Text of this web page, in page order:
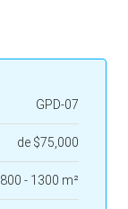
GPD-07
de $75,000
800 - 1300 m²